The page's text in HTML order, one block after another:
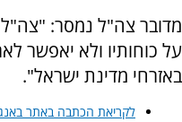
מדובר צה"ל נמסר: "צה"ל
על כוחותיו ולא יאפשר
באזרחי מדינת ישראל".
לקריאת הכתבה באתר